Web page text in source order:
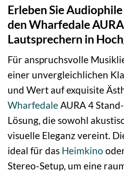
Erleben Sie
den Wharfedale
Lautsprechern in
Für anspruchsvolle
einer unvergleichlichen
und Wert auf exquisite
WharfedaleAURA 4
Lösung, die sowohl
visuelle Eleganz vereint.
ideal für das Heimkino
Stereo-Setup, um eine